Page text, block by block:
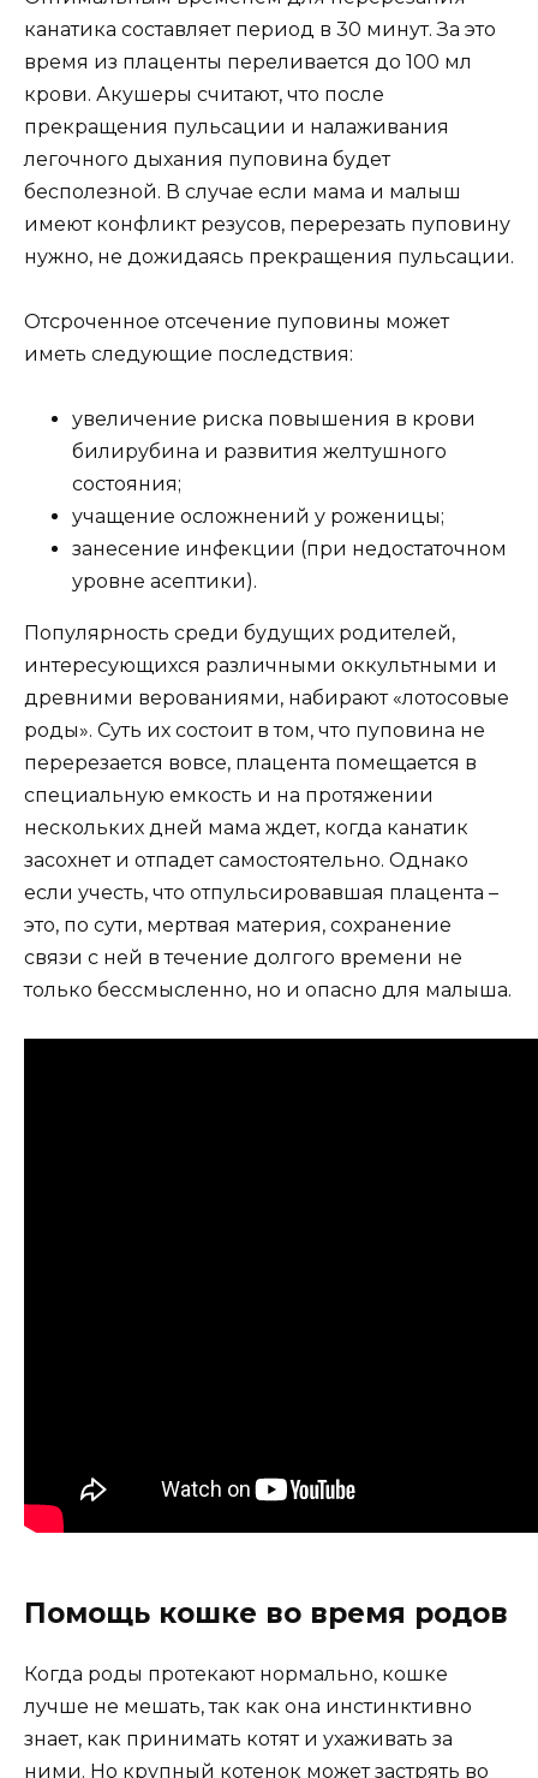
канатика составляет период в 30 минут. За это
время из плаценты переливается до 100 мл
крови. Акушеры считают, что после
прекращения пульсации и налаживания
легочного дыхания пуповина будет
бесполезной. В случае если мама и малыш
имеют конфликт резусов, перерезать пуповину
нужно, не дожидаясь прекращения пульсации.
Отсроченное отсечение пуповины может
иметь следующие последствия:
увеличение риска повышения в крови
билирубина и развития желтушного
состояния;
учащение осложнений у роженицы;
занесение инфекции (при недостаточном
уровне асептики).
Популярность среди будущих родителей,
интересующихся различными оккультными и
древними верованиями, набирают «лотосовые
роды». Суть их состоит в том, что пуповина не
перерезается вовсе, плацента помещается в
специальную емкость и на протяжении
нескольких дней мама ждет, когда канатик
засохнет и отпадет самостоятельно. Однако
если учесть, что отпульсировавшая плацента –
это, по сути, мертвая материя, сохранение
связи с ней в течение долгого времени не
только бессмысленно, но и опасно для малыша.
Помощь кошке во время родов
Когда роды протекают нормально, кошке
лучше не мешать, так как она инстинктивно
знает, как принимать котят и ухаживать за
ними. Но крупный котенок может застрять во